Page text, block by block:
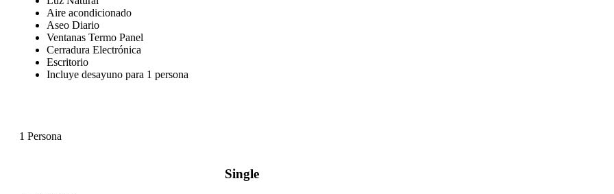
Aire acondicionado
Aseo Diario
Ventanas Termo Panel
Cerradura Electrónica
Escritorio
Incluye desayuno para 1 persona
1 Persona
Single